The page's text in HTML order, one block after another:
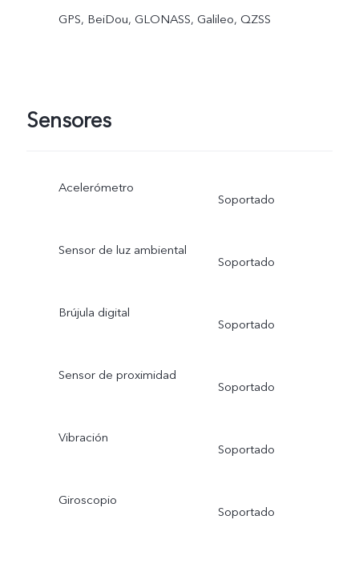
GPS, BeiDou, GLONASS, Galileo, QZSS
Sensores
Acelerómetro
Soportado
Sensor de luz ambiental
Soportado
Brújula digital
Soportado
Sensor de proximidad
Soportado
Vibración
Soportado
Giroscopio
Soportado